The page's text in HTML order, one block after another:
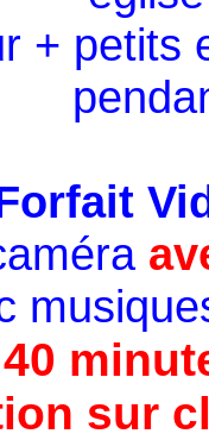
+ petits
sur